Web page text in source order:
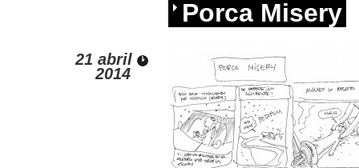
Porca Misery
21 abril
2014